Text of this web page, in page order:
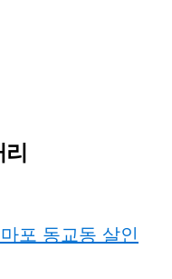
포 동교동 살인